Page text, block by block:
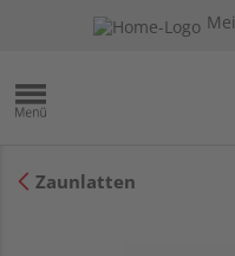
Zaunlatten